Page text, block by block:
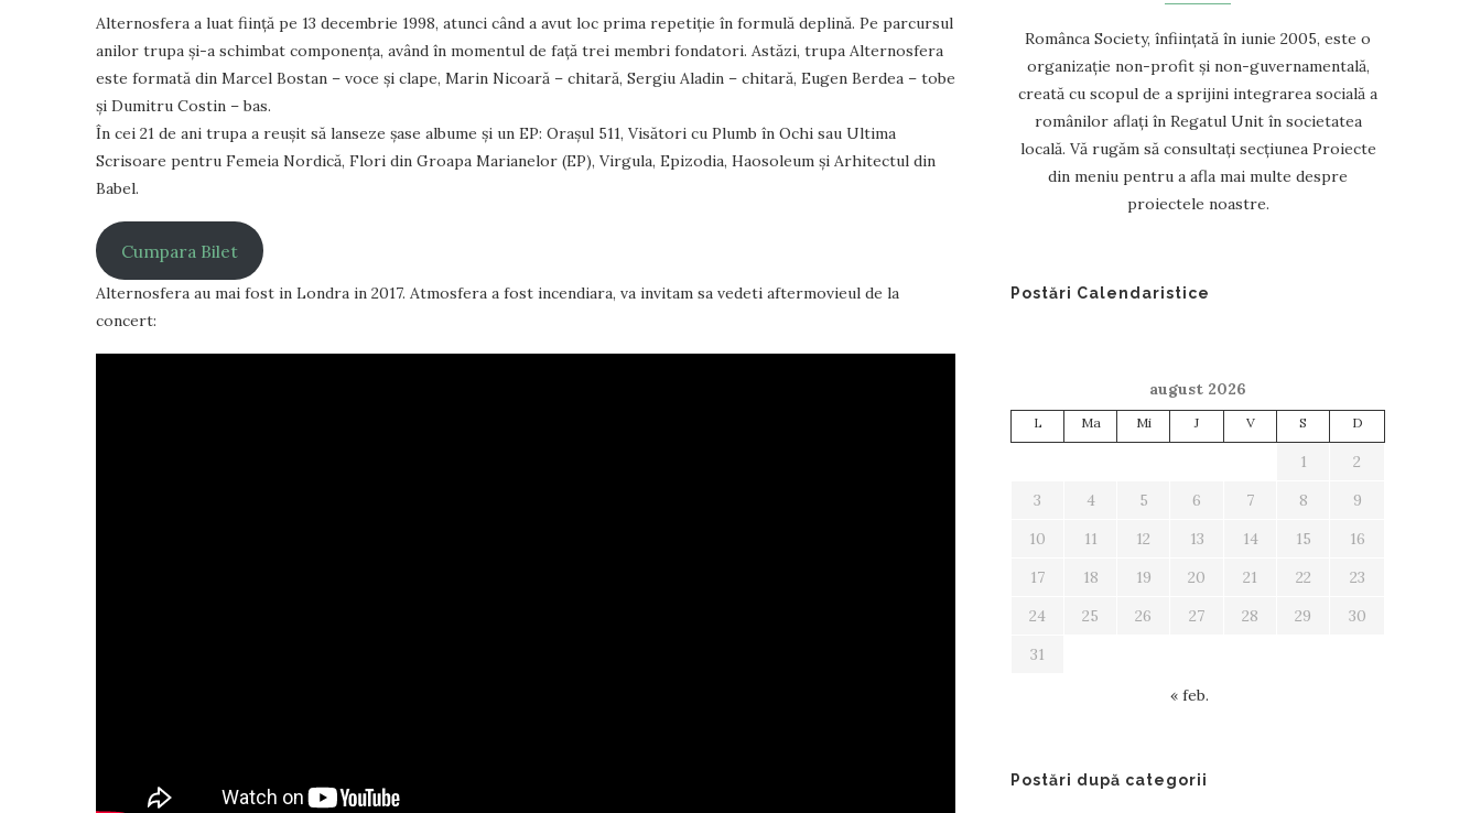
Alternosfera a luat ființă pe 13 decembrie 1998, atunci când a avut loc prima repetiție în formulă deplină. Pe parcursul
anilor trupa și-a schimbat componența, având în momentul de față trei membri fondatori. Astăzi, trupa Alternosfera
este formată din Marcel Bostan – voce și clape, Marin Nicoară – chitară, Sergiu Aladin – chitară, Eugen Berdea – tobe
și Dumitru Costin – bas.
În cei 21 de ani trupa a reușit să lanseze șase albume și un EP: Orașul 511, Visători cu Plumb în Ochi sau Ultima
Scrisoare pentru Femeia Nordică, Flori din Groapa Marianelor (EP), Virgula, Epizodia, Haosoleum și Arhitectul din
Babel.
Cumpara Bilet
Alternosfera au mai fost in Londra in 2017. Atmosfera a fost incendiara, va invitam sa vedeti aftermovieul de la
concert:
Românca Society, înființată în iunie 2005, este o
organizație non-profit și non-guvernamentală,
creată cu scopul de a sprijini integrarea socială a
românilor aflați în Regatul Unit în societatea
locală. Vă rugăm să consultați secțiunea Proiecte
din meniu pentru a afla mai multe despre
proiectele noastre.
Postări Calendaristice
august 2026
L Ma Mi J V S D
1
2
3
4 5 6 7 8
9
10
11 12 13 14 15
16
17
18 19 20 21 22
23
24
25 26 27 28 29
30
31
« feb.
Postări după categorii